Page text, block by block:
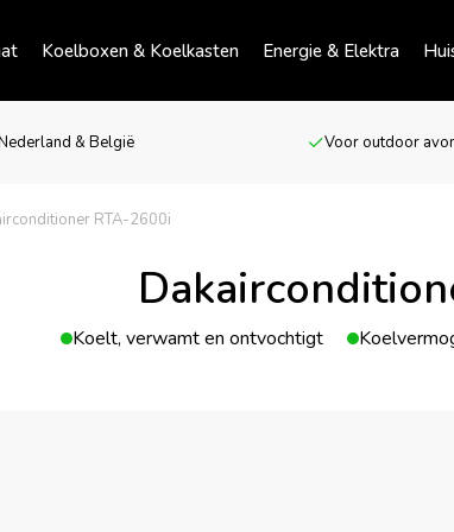
Koelboxen & Koelkasten Energie & Elektra
& België Voor outdoor
RTA-2600i
Koelt, verwamt en ontvochtigt